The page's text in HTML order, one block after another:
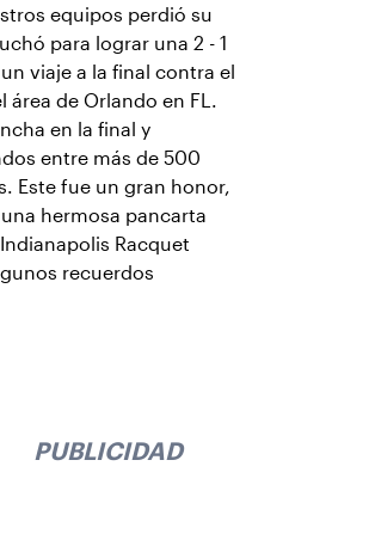
equipos perdió su
para lograr una 2 - 1
viaje a la final contra el
de Orlando en FL.
en la final y
entre más de 500
Este fue un gran honor,
hermosa pancarta
Racquet
recuerdos
PUBLICIDAD